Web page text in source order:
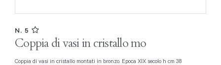
N. 5
Coppia di vasi in cristallo mo
Coppia di vasi in cristallo montati in bronzo. Epoca XIX secolo h cm 38